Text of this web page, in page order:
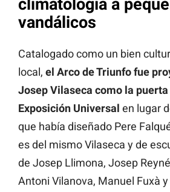
climatología a
vandálicos
Catalogado como un bien
local, el Arco de Triunfo fue
Josep Vilaseca como la
Exposición Universal en lugar
que había diseñado Pere
es del mismo Vilaseca y de
de Josep Llimona, Josep
Antoni Vilanova, Manuel Fuxà